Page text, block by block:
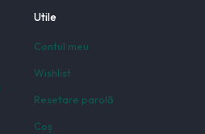
Utile
Contul meu
Wishlist
Resetare parolă
Coș